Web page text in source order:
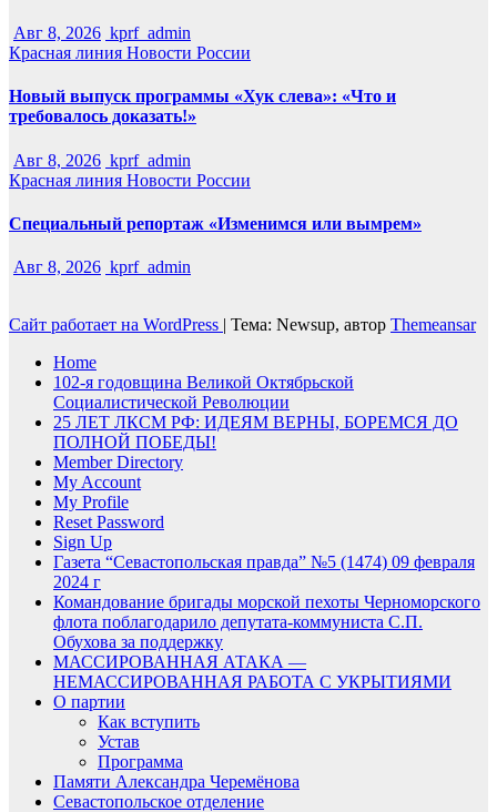
Авг 8, 2026 kprf_admin
Красная линия Новости России
Новый выпуск программы «Хук слева»: «Что и
требовалось доказать!»
Авг 8, 2026 kprf_admin
Красная линия Новости России
Специальный репортаж «Изменимся или вымрем»
Авг 8, 2026 kprf_admin
Сайт работает на WordPress | Тема: Newsup, автор Themeansar
Home
102-я годовщина Великой Октябрьской
Социалистической Революции
25 ЛЕТ ЛКСМ РФ: ИДЕЯМ ВЕРНЫ, БОРЕМСЯ ДО
ПОЛНОЙ ПОБЕДЫ!
Member Directory
My Account
My Profile
Reset Password
Sign Up
Газета “Севастопольская правда” №5 (1474) 09 февраля
2024 г
Командование бригады морской пехоты Черноморского
флота поблагодарило депутата-коммуниста С.П.
Обухова за поддержку
МАССИРОВАННАЯ АТАКА —
НЕМАССИРОВАННАЯ РАБОТА С УКРЫТИЯМИ
О партии
Как вступить
Устав
Программа
Памяти Александра Черемёнова
Севастопольское отделение